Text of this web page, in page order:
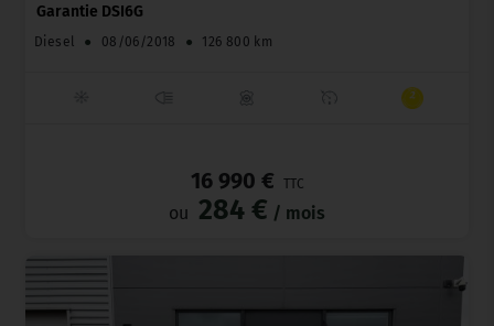
Garantie DSI6G
Diesel ● 08/06/2018 ● 126 800 km
16 990 € TTC
ou 284 € / mois